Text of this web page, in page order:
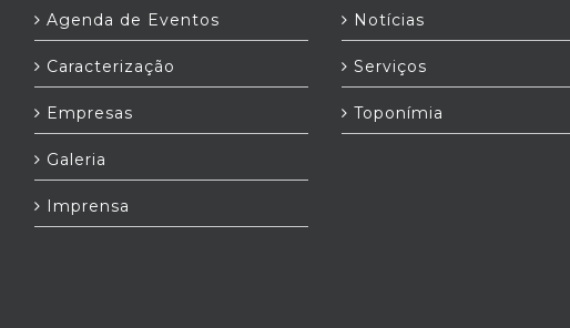
Agenda de Eventos
Caracterização
Empresas
Galeria
Imprensa
Notícias
Serviços
Toponímia